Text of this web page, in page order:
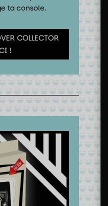
ta console.
COLLECTOR
!